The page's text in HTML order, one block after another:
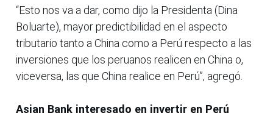
“Esto nos va a dar, como dijo la Presidenta (Dina
Boluarte), mayor predictibilidad en el aspecto
tributario tanto a China como a Perú respecto a las
inversiones que los peruanos realicen en China o,
viceversa, las que China realice en Perú”, agregó.
Asian Bank interesado en invertir en Perú